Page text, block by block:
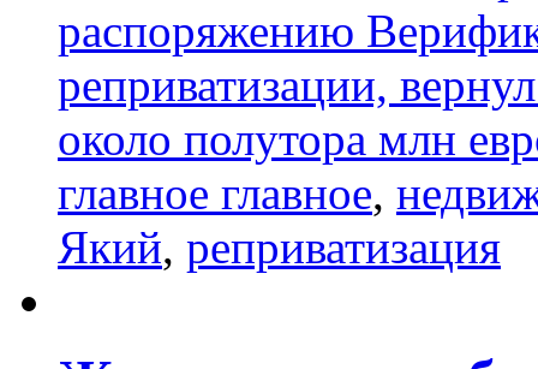
распоряжению
реприватизации,
около полутора млн
главное главное,
Який, реприватизация